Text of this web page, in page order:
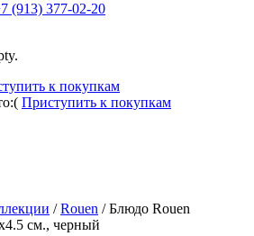
(913) 377-02-20
к покупкам
Приступить к покупкам
/Rouen /Блюдо Rouen
см., черный